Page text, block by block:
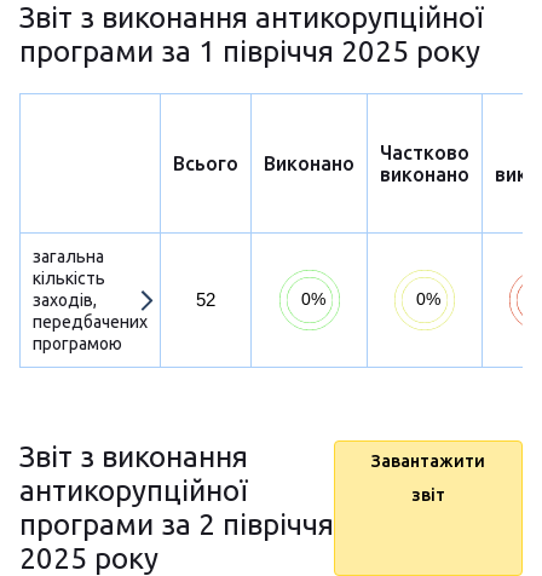
Звіт з виконання антикорупційної
програми за 1 півріччя 2025 року
Всього Виконано
Частково
виконано
загальна
кількість
заходів,
передбачених
програмою
52
Звіт з виконання
антикорупційної
програми за 2 півріччя
2025 року
Завантажити
звіт